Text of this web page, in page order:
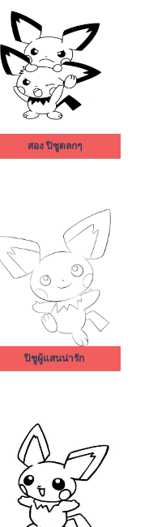
สอง ปิชูตลกๆ
ปิชูผู้แสนน่ารัก